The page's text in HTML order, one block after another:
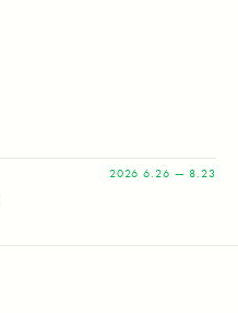
2026 6.26 — 8.23